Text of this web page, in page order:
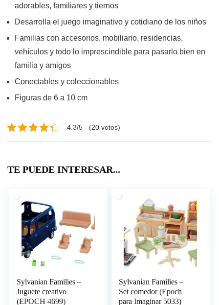
adorables, familiares y tiernos
Desarrolla el juego imaginativo y cotidiano de los niños
Familias con accesorios, mobiliario, residencias,
vehículos y todo lo imprescindible para pasarlo bien en
familia y amigos
Conectables y coleccionables
Figuras de 6 a 10 cm
4.3/5 - (20 votos)
TE PUEDE INTERESAR...
Sylvanian Families –
Juguete creativo
(EPOCH 4699)
Sylvanian Families –
Set comedor (Epoch
para Imaginar 5033)